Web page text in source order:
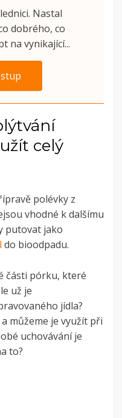
Nastal
dobrého, co
na vynikající...
celý
polévky z
vhodné k dalšímu
putovat jako
do bioodpadu.
části pórku, které
už je
jídla?
můžeme je využít při
uchovávání je
to?